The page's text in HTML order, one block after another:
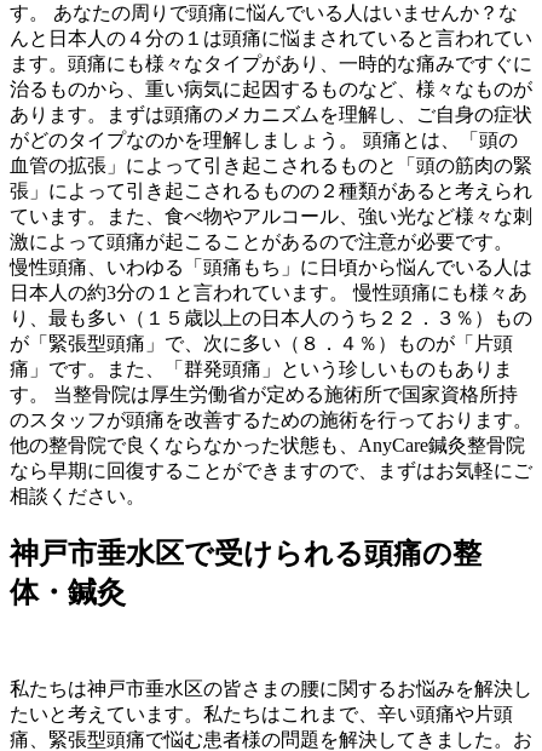
す。 あなたの周りで頭痛に悩んでいる人はいませんか？な
んと日本人の４分の１は頭痛に悩まされていると言われてい
ます。頭痛にも様々なタイプがあり、一時的な痛みですぐに
治るものから、重い病気に起因するものなど、様々なものが
あります。まずは頭痛のメカニズムを理解し、ご自身の症状
がどのタイプなのかを理解しましょう。 頭痛とは、「頭の
血管の拡張」によって引き起こされるものと「頭の筋肉の緊
張」によって引き起こされるものの２種類があると考えられ
ています。また、食べ物やアルコール、強い光など様々な刺
激によって頭痛が起こることがあるので注意が必要です。
慢性頭痛、いわゆる「頭痛もち」に日頃から悩んでいる人は
日本人の約3分の１と言われています。 慢性頭痛にも様々あ
り、最も多い（１５歳以上の日本人のうち２２．３％）もの
が「緊張型頭痛」で、次に多い（８．４％）ものが「片頭
痛」です。また、「群発頭痛」という珍しいものもありま
す。 当整骨院は厚生労働省が定める施術所で国家資格所持
のスタッフが頭痛を改善するための施術を行っております。
他の整骨院で良くならなかった状態も、AnyCare鍼灸整骨院
なら早期に回復することができますので、まずはお気軽にご
相談ください。
神戸市垂水区で受けられる頭痛の整
体・鍼灸
私たちは神戸市垂水区の皆さまの腰に関するお悩みを解決し
たいと考えています。私たちはこれまで、辛い頭痛や片頭
痛、緊張型頭痛で悩む患者様の問題を解決してきました。お